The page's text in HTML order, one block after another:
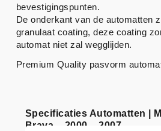
Specificaties Automatten |
Brava – 2000 – 2007
bevestigingspunten.
De onderkant van de automatten
granulaat coating, deze coating
automat niet zal wegglijden.
Premium Quality pasvorm